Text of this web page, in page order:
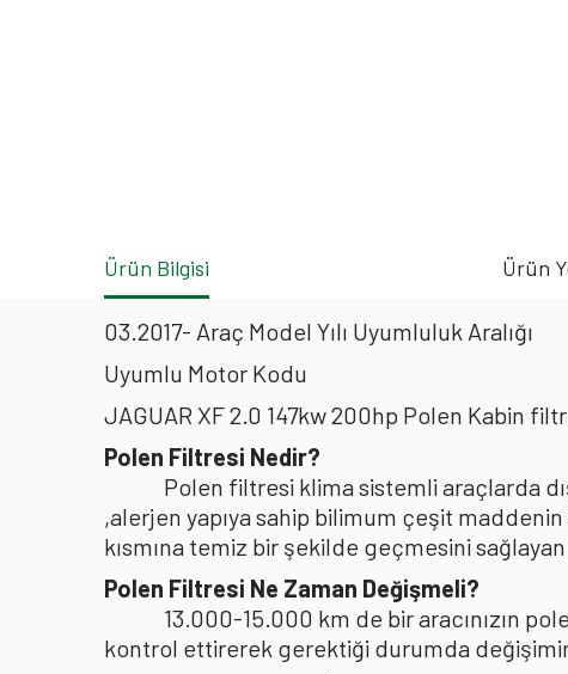
Ürün Bilgisi Ürün
03.2017- Araç Model Yılı Uyumluluk Aralığı
Uyumlu Motor Kodu
JAGUAR XF 2.0 147kw 200hp Polen Kabin
Polen Filtresi Nedir?
Polen filtresi klima sistemli araçlarda
,alerjen yapıya sahip bilimum çeşit
kısmına temiz bir şekilde geçmesini
Polen Filtresi Ne Zaman Değişmeli?
13.000-15.000 km de bir aracınızın
kontrol ettirerek gerektiği durumda değişimini